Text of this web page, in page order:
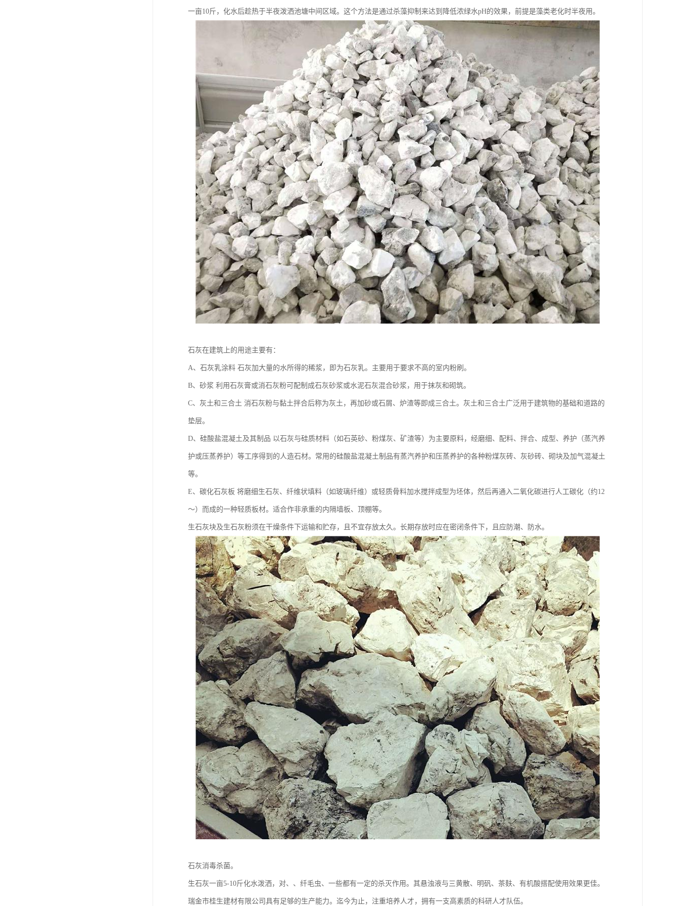
一亩10斤，化水后趁热于半夜泼洒池塘中间区域。这个方法是通过杀藻抑制来达到降低浓绿水pH的效果，前提是藻类老化时半夜用。
石灰在建筑上的用途主要有：
A、石灰乳涂料 石灰加大量的水所得的稀浆，即为石灰乳。主要用于要求不高的室内粉刷。
B、砂浆 利用石灰膏或消石灰粉可配制成石灰砂浆或水泥石灰混合砂浆，用于抹灰和砌筑。
C、灰土和三合土 消石灰粉与黏土拌合后称为灰土，再加砂或石屑、炉渣等即成三合土。灰土和三合土广泛用于建筑物的基础和道路的
垫层。
D、硅酸盐混凝土及其制品 以石灰与硅质材料（如石英砂、粉煤灰、矿渣等）为主要原料，经磨细、配料、拌合、成型、养护（蒸汽养
护或压蒸养护）等工序得到的人造石材。常用的硅酸盐混凝土制品有蒸汽养护和压蒸养护的各种粉煤灰砖、灰砂砖、砌块及加气混凝土
等。
E、碳化石灰板 将磨细生石灰、纤维状填料（如玻璃纤维）或轻质骨料加水搅拌成型为坯体，然后再通入二氧化碳进行人工碳化（约12
～）而成的一种轻质板材。适合作非承重的内隔墙板、顶棚等。
生石灰块及生石灰粉须在干燥条件下运输和贮存，且不宜存放太久。长期存放时应在密闭条件下，且应防潮、防水。
石灰消毒杀菌。
生石灰一亩5-10斤化水泼洒，对、、纤毛虫、一些都有一定的杀灭作用。其悬浊液与三黄散、明矾、茶麸、有机酸搭配使用效果更佳。
瑞金市桂生建材有限公司具有足够的生产能力。迄今为止，注重培养人才，拥有一支高素质的科研人才队伍。